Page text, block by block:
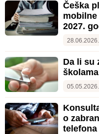
Češka
mobilne
2027.
28.06.2026.
Da li su
05.05.2026.
o
telefona